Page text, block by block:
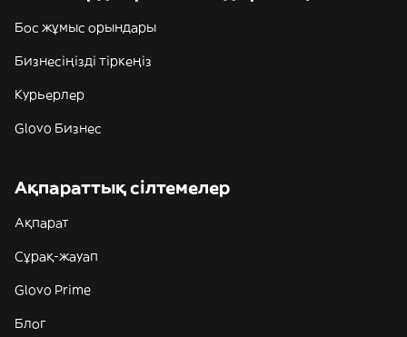
Бос жұмыс орындары
Бизнесіңізді тіркеңіз
Курьерлер
Glovo Бизнес
Ақпараттық сілтемелер
Ақпарат
Сұрақ-жауап
Glovo Prime
Блог